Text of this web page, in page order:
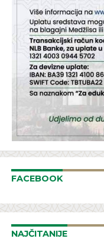
FACEBOOK
NAJČITANIJE